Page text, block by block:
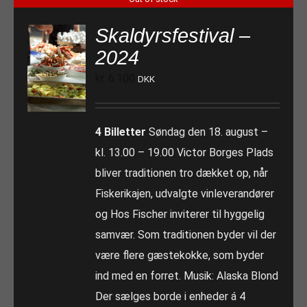
Skaldyrsfestival –
2024
DKK
4 Billetter Søndag den 18. august –
kl. 13.00 – 19.00 Victor Borges Plads
bliver traditionen tro dækket op, når
Fiskerikajen, udvalgte vinleverandører
og Hos Fischer inviterer til hyggelig
samvær. Som traditionen byder vil der
være flere gæstekokke, som byder
ind med en forret. Musik: Alaska Blond
Der sælges borde i enheder á 4